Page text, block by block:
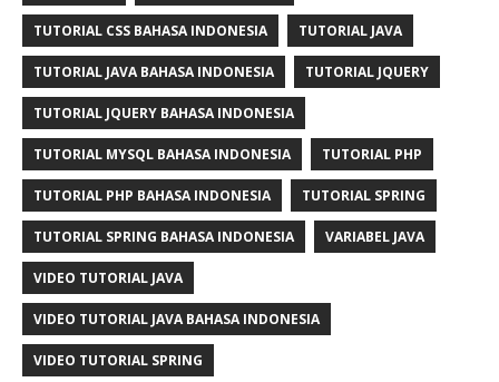
TUTORIAL CSS BAHASA INDONESIA TUTORIAL JAVA
TUTORIAL JAVA BAHASA INDONESIA TUTORIAL JQUERY
TUTORIAL JQUERY BAHASA INDONESIA
TUTORIAL MYSQL BAHASA INDONESIA TUTORIAL PHP
TUTORIAL PHP BAHASA INDONESIA TUTORIAL SPRING
TUTORIAL SPRING BAHASA INDONESIA VARIABEL JAVA
VIDEO TUTORIAL JAVA
VIDEO TUTORIAL JAVA BAHASA INDONESIA
VIDEO TUTORIAL SPRING